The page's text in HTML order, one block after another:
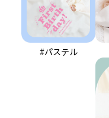
#パステル